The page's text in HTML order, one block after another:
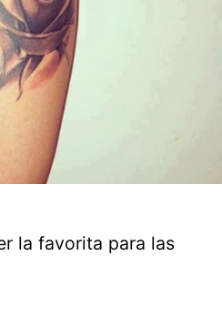
la favorita para las